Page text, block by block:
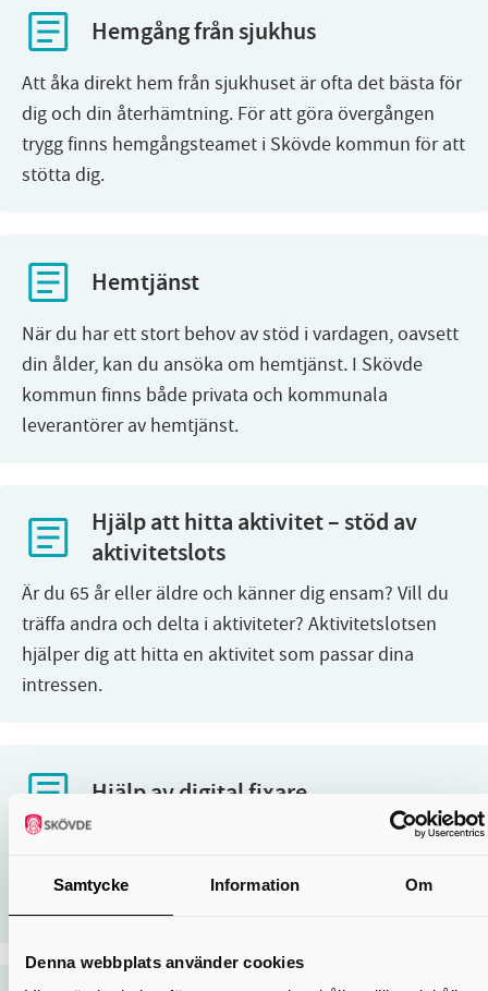
Samtycke Information Om
Denna webbplats använder cookies
Hemgång från sjukhus
Att åka direkt hem från sjukhuset är ofta det bästa för
dig och din återhämtning. För att göra övergången
trygg finns hemgångsteamet i Skövde kommun för att
stötta dig.
Hemtjänst
När du har ett stort behov av stöd i vardagen, oavsett
din ålder, kan du ansöka om hemtjänst. I Skövde
kommun finns både privata och kommunala
leverantörer av hemtjänst.
Hjälp att hitta aktivitet – stöd av
aktivitetslots
Är du 65 år eller äldre och känner dig ensam? Vill du
träffa andra och delta i aktiviteter? Aktivitetslotsen
hjälper dig att hitta en aktivitet som passar dina
intressen.
Hjälp av digital fixare
Vill du bli tryggare och mer självsäker med digitala
verktyg, teknik och appar? Våra digitala fixare finns